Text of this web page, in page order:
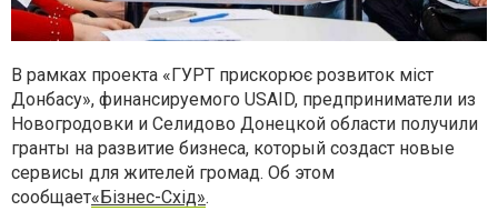
В рамках проекта «ГУРТ прискорює розвиток міст
Донбасу», финансируемого USAID, предприниматели из
Новогродовки и Селидово Донецкой области получили
гранты на развитие бизнеса, который создаст новые
сервисы для жителей громад. Об этом
сообщает«Бізнес-Схід».